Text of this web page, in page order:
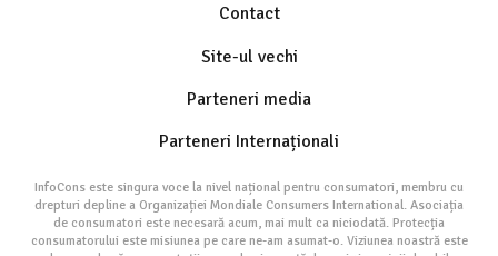
Contact
Site-ul vechi
Parteneri media
Parteneri Internaționali
InfoCons este singura voce la nivel național pentru consumatori, membru cu
drepturi depline a Organizației Mondiale Consumers International. Asociația
de consumatori este necesară acum, mai mult ca niciodată. Protecția
consumatorului este misiunea pe care ne-am asumat-o. Viziunea noastră este